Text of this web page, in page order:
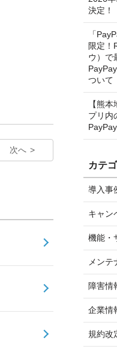
次へ
決定！
「
限定！
ウ）で
ついて
【熊
プリ内
カテ
導入事
キャン
機能・
メンテ
障害情
企業情
規約改